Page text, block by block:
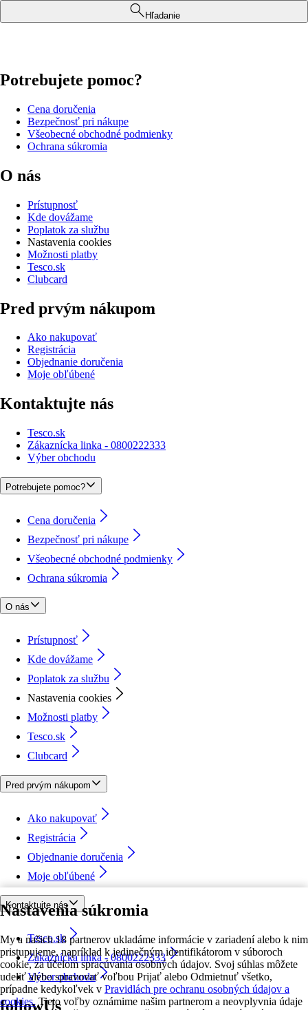
Nastavenia súkromia
My a našich 18 partnerov ukladáme informácie v zariadení alebo k nim
pristupujeme, napríklad k jedinečným identifikátorom v súboroch
cookie, za účelom spracúvania osobných údajov. Svoj súhlas môžete
udeliť alebo spravovať voľbou Prijať alebo Odmietnuť všetko,
prípadne kedykoľvek v Pravidlách pre ochranu osobných údajov a
cookies. Tieto voľby oznámime našim partnerom a neovplyvnia údaje
Hľadanie
Potrebujete pomoc?
Cena doručenia
Bezpečnosť pri nákupe
Všeobecné obchodné podmienky
Ochrana súkromia
O nás
Prístupnosť
Kde dovážame
Poplatok za službu
Nastavenia cookies
Možnosti platby
Tesco.sk
Clubcard
Pred prvým nákupom
Ako nakupovať
Registrácia
Objednanie doručenia
Moje obľúbené
Kontaktujte nás
Tesco.sk
Zákaznícka linka - 0800222333
Výber obchodu
Potrebujete pomoc?
Cena doručenia
Bezpečnosť pri nákupe
Všeobecné obchodné podmienky
Ochrana súkromia
O nás
Prístupnosť
Kde dovážame
Poplatok za službu
Nastavenia cookies
Možnosti platby
Tesco.sk
Clubcard
Pred prvým nákupom
Ako nakupovať
Registrácia
Objednanie doručenia
Moje obľúbené
Kontaktujte nás
Tesco.sk
Zákaznícka linka - 0800222333
Výber obchodu
followUs